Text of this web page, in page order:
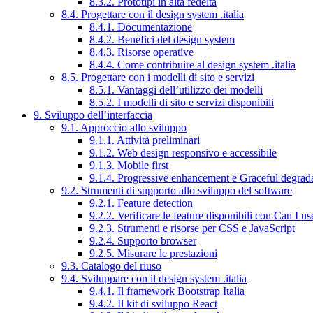
8.4. Progettare con il design system .italia
8.4.1. Documentazione
8.4.2. Benefici del design system
8.4.3. Risorse operative
8.4.4. Come contribuire al design system .italia
8.5. Progettare con i modelli di sito e servizi
8.5.1. Vantaggi dell’utilizzo dei modelli
8.5.2. I modelli di sito e servizi disponibili
9. Sviluppo dell’interfaccia
9.1. Approccio allo sviluppo
9.1.1. Attività preliminari
9.1.2. Web design responsivo e accessibile
9.1.3. Mobile first
9.1.4. Progressive enhancement e Graceful
9.2. Strumenti di supporto allo sviluppo del software
9.2.1. Feature detection
9.2.2. Verificare le feature disponibili con Can I
9.2.3. Strumenti e risorse per CSS e JavaScript
9.2.4. Supporto browser
9.2.5. Misurare le prestazioni
9.3. Catalogo del riuso
9.4. Sviluppare con il design system .italia
9.4.1. Il framework Bootstrap Italia
9.4.2. Il kit di sviluppo React